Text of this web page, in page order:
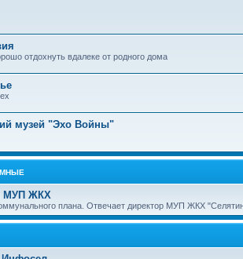
отдохнуть вдалеке от родного дома
музей "Эхо Войны"
МУП ЖКХ
плана. Отвечает директор МУП ЖКХ